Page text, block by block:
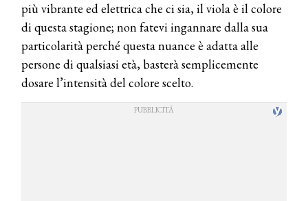
più vibrante ed elettrica che ci sia, il viola è il colore
di questa stagione; non fatevi ingannare dalla sua
particolarità perché questa nuance è adatta alle
persone di qualsiasi età, basterà semplicemente
dosare l’intensità del colore scelto.